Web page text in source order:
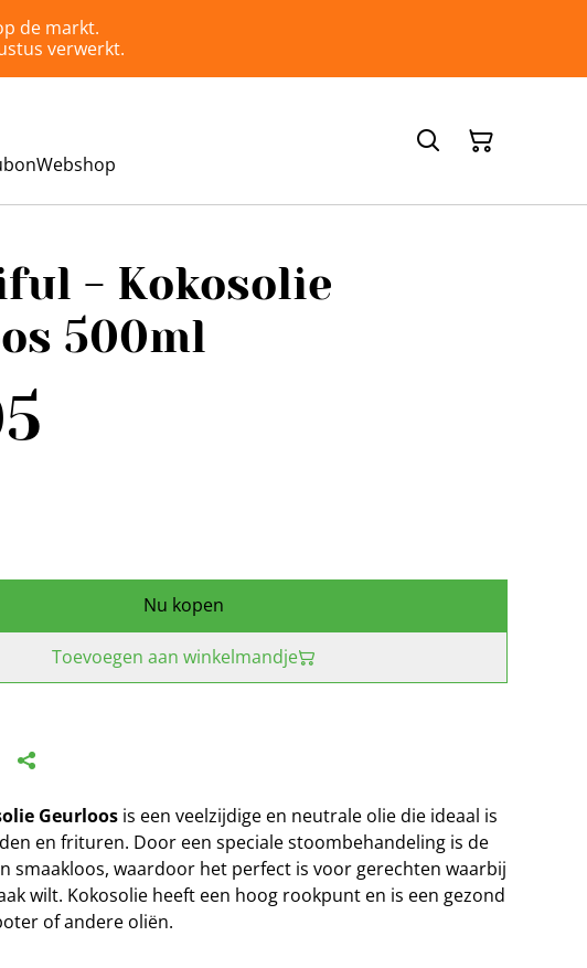
de markt.
verwerkt.
Webshop
- Kokosolie
500ml
Nu kopen
Toevoegen aan winkelmandje
Geurloos is een veelzijdige en neutrale olie die ideaal is
en frituren. Door een speciale stoombehandeling is de
smaakloos, waardoor het perfect is voor gerechten waarbij
wilt. Kokosolie heeft een hoog rookpunt en is een gezond
of andere oliën.